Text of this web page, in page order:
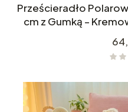
Prześcieradło
cm z Gumką –